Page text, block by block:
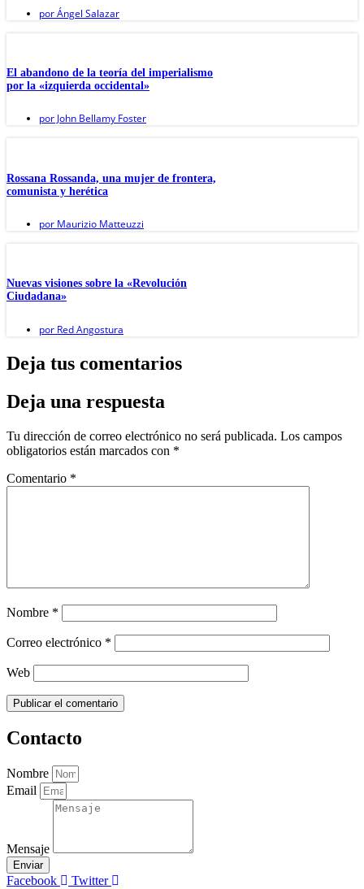
porÁngel Salazar
El abandono de la teoría del imperialismo
por la «izquierda occidental»
por John Bellamy Foster
Rossana Rossanda, una mujer de frontera,
comunista y herética
por Maurizio Matteuzzi
Nuevas visiones sobre la «Revolución
Ciudadana»
por Red Angostura
Deja tus comentarios
Deja una respuesta
Tu dirección de correo electrónico no será publicada. Los campos
obligatorios están marcados con *
Comentario *
Nombre *
Correo electrónico *
Web
Contacto
Nombre
Email
Mensaje
Enviar
Facebook Twitter